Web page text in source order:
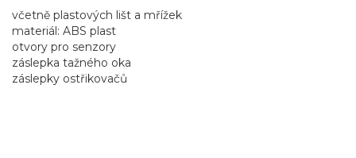
včetně plastových lišt a mřížek
materiál: ABS plast
otvory pro senzory
záslepka tažného oka
záslepky ostřikovačů